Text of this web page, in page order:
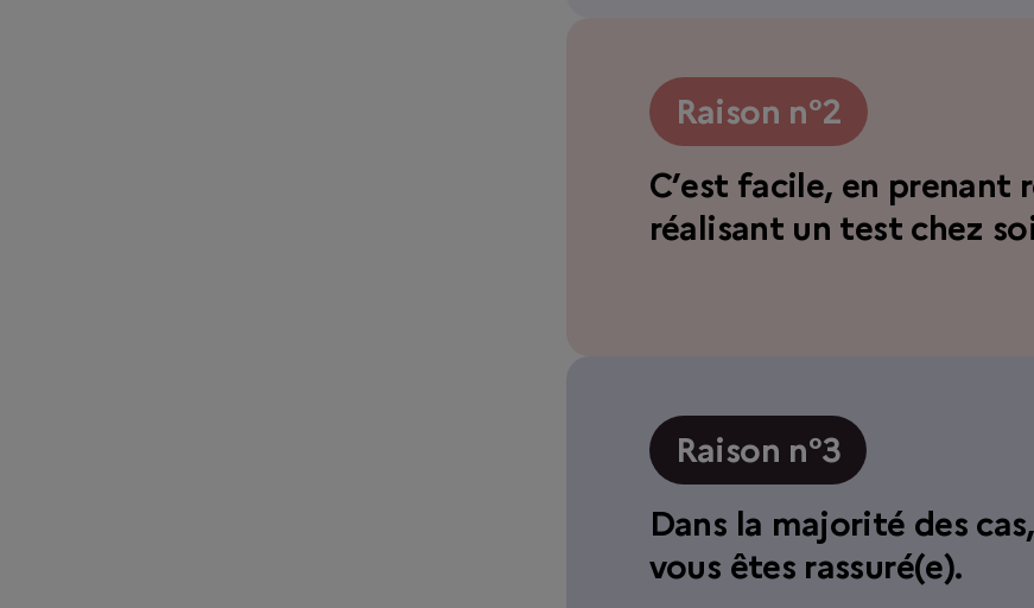
Raison n°2
C’est facile, en prenant
réalisant un test chez
Raison n°3
Dans la majorité des
vous êtes rassuré(e).